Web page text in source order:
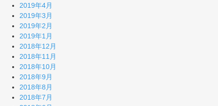
2019年4月
2019年3月
2019年2月
2019年1月
2018年12月
2018年11月
2018年10月
2018年9月
2018年8月
2018年7月